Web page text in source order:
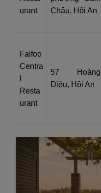
urant
Châu, Hội An
Faifoo
Centra
Resta
urant
57 Hoàng
Diệu, Hội An